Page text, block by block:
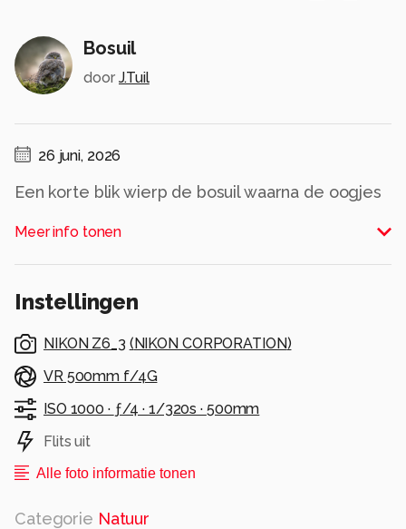
Bosuil
door J.Tuil
26 juni, 2026
Een korte blik wierp de bosuil waarna de oogjes
Meer info tonen
Instellingen
NIKON Z6_3 (NIKON CORPORATION)
VR 500mm f/4G
ISO 1000 · ƒ/4 · 1/320s · 500mm
Flits uit
Alle foto informatie tonen
Categorie Natuur